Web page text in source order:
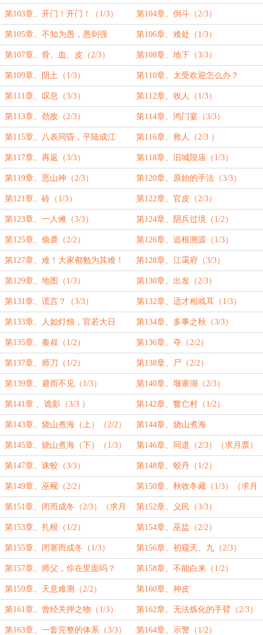
第103章、开门！开门！（1/3） 第104章、倒斗（2/3）
第105章、不知为愚，愚则强
（3/3）
第106章、难处（1/3）
第107章、骨、血、皮（2/3） 第108章、地下（3/3）
第109章、阴土（1/3） 第110章、太受欢迎怎么办？
（2/3）
第111章、叹息（3/3） 第112章、收人（1/3）
第113章、劲敌（2/3） 第114章、鸿门宴（3/3）
第115章、八表同昏，平陆成江
（1/3）
第116章、救人（2/3 ）
第117章、再返（3/3） 第118章、旧城隍庙（1/3）
第119章、恶山神（2/3） 第120章、原始的手法（3/3）
第121章、砖（1/3） 第122章、官皮（2/3）
第123章、一人傩（3/3） 第124章、阴兵过境（1/2）
第125章、偷袭（2/2） 第126章、追根溯源（1/3）
第127章、难！大家都勉为其难！
（2/3）
第128章、江霭府（3/3）
第129章、地图（1/3） 第130章、出发（2/3）
第131章、谎言？（3/3） 第132章、适才相戏耳（1/3）
第133章、人如灯烛，官若大日
（2/3）
第134章、多事之秋（3/3）
第135章、秦叔（1/2） 第136章、夺（2/2）
第137章、师刀（1/2） 第138章、尸（2/2）
第139章、避而不见（1/3） 第140章、堰塞湖（2/3）
第141章 、诡影（3/3 ） 第142章、鳖亡村（1/2）
第143章、烧山煮海（上）（2/2） 第144章、烧山煮海
第145章、烧山煮海（下）（1/3） 第146章、同道（2/3）（求月票）
第147章、诛蛟（3/3） 第148章、蛟丹（1/2）
第149章、巫觋（2/2） 第150章、秋收冬藏（1/3）（求月
票）
第151章、闭而成冬（2/3）（求月
票）
第152章、义民（3/3）
第153章、扎根（1/2） 第154章、巫盐（2/2）
第155章、闭塞而成冬（1/3） 第156章、初窥天、九（2/3）
第157章、师父，你在里面吗？
（3/3）
第158章、不能白来（1/2）
第159章、天意难测（2/2） 第160章、神皮
第161章、曾经关押之物（1/3） 第162章、无法炼化的手臂（2/3）
第163章、一套完整的体系（3/3） 第164章、示警（1/2）